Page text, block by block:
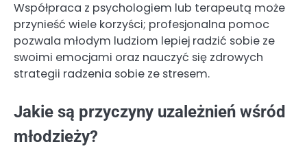
Współpraca z psychologiem lub terapeutą może
przynieść wiele korzyści; profesjonalna pomoc
pozwala młodym ludziom lepiej radzić sobie ze
swoimi emocjami oraz nauczyć się zdrowych
strategii radzenia sobie ze stresem.
Jakie są przyczyny uzależnień wśród
młodzieży?